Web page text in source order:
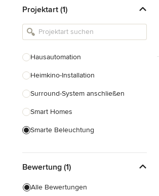
Landschaftsarchitekten
Armaturen & Sanitärbedarf
Projektart (1)
Hausautomation
Heimkino-Installation
Surround-System anschließen
Smart Homes
Smarte Beleuchtung
Alle anzeigen
Bewertung (1)
Alle Bewertungen